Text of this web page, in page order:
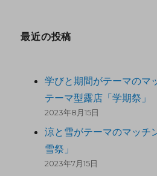
最近の投稿
学びと期間がテーマのマ
テーマ型露店「学期祭」
2023年8月15日
涼と雪がテーマのマッチ
雪祭」
2023年7月15日